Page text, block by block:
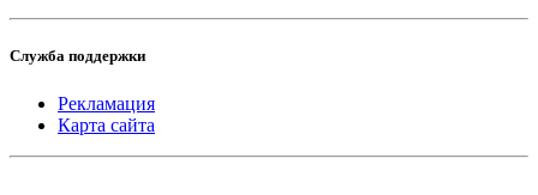
Служба поддержки
Рекламация
Карта сайта